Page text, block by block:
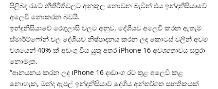
පිළිබඳ රටේ නීතිරීතිවලට අනුකූල නොවන බැවින් එය ඉන්දුනීසියාවේ
අලෙවි නොකරන බවයි.
ඉන්දුනීසියාවේ රෙගුලාසි වලට අනුව, දේශීයව අලෙවි කරන ඇතැම්
ස්මාර්ට්ෆෝන් වල දේශීයව නිෂ්පාදනය කරන ලද කොටස් වලින් අවම
වශයෙන් 40% ක් අඩංගු විය යුතු අතර iPhone 16 අවශ්‍යතාවය සපුරා
නොමැත.
“ආනයනය කරන ලද iPhone 16 දෘඩාංග රට තුළ අලෙවි කළ
නොහැක, මන්ද ඇපල් ඉන්දුනීසියාව දේශීය අන්තර්ගත සහතිකයක්